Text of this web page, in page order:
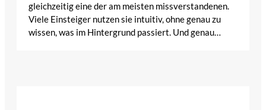
gleichzeitig eine der am meisten missverstandenen.
Viele Einsteiger nutzen sie intuitiv, ohne genau zu
wissen, was im Hintergrund passiert. Und genau…